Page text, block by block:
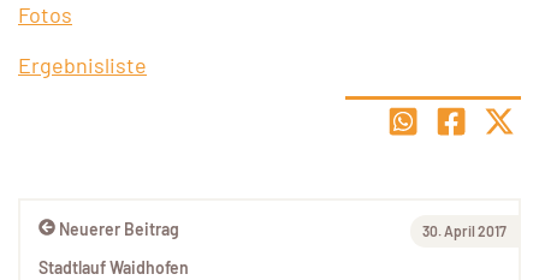
Fotos
Ergebnisliste
Neuerer Beitrag 30. April 2017
Stadtlauf Waidhofen